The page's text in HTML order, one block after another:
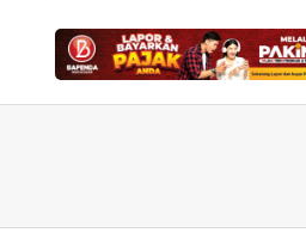
Emas